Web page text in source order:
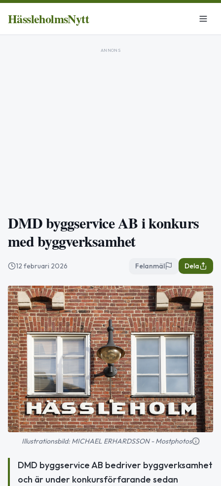
HässleholmsNytt
ANNONS
DMD byggservice AB i konkurs
med byggverksamhet
12 februari 2026 Felanmäl Dela
Illustrationsbild: MICHAEL ERHARDSSON - Mostphotos
DMD byggservice AB bedriver byggverksamhet
och är under konkursförfarande sedan